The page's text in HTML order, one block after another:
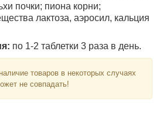
почки; пиона корни;
лактоза, аэросил, кальция
по 1-2 таблетки 3 раза в день.
товаров в некоторых случаях
не совпадать!